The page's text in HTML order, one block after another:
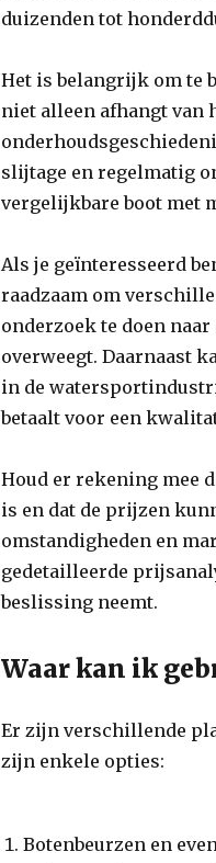
duizenden tot
Het is belangrijk om te
niet alleen afhangt van
slijtage en regelmatig
vergelijkbare boot met
Als je geïnteresseerd
raadzaam om
onderzoek te doen naar
overweegt. Daarnaast
in de
betaalt voor een
Houd er rekening mee
is en dat de prijzen
omstandigheden en
gedetailleerde
beslissing neemt.
Waar kan ik
Er zijn verschillende
zijn enkele opties:
Botenbeurzen en